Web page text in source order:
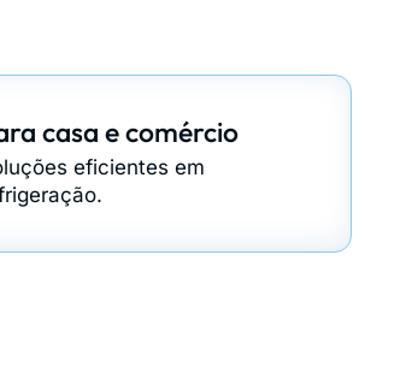
casa e comércio
eficientes em